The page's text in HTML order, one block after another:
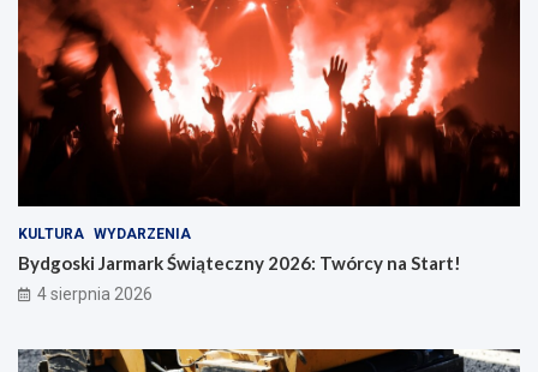
KULTURA WYDARZENIA
Bydgoski Jarmark Świąteczny 2026: Twórcy na Start!
4 sierpnia 2026